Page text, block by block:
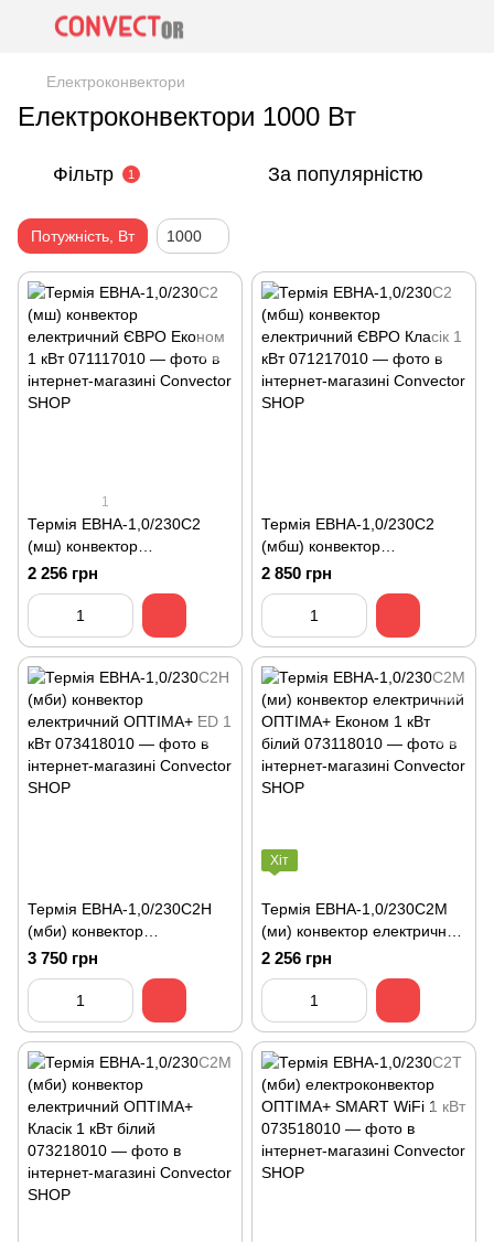
Електроконвектори
Електроконвектори 1000 Вт
Фільтр 1 За популярністю
Потужність, Вт 1000
1
Термія ЕВНА-1,0/230С2
(мш) конвектор
електричний ЄВРО Економ
1 кВт
2 256 грн
Термія ЕВНА-1,0/230С2
(мбш) конвектор
електричний ЄВРО Класік 1
кВт
2 850 грн
Термія ЕВНА-1,0/230С2H
(мби) конвектор
електричний ОПТІМА+ ED 1
кВт
3 750 грн
Хіт
Термія ЕВНА-1,0/230С2М
(ми) конвектор електричний
ОПТІМА+ Економ 1 кВт
білий
2 256 грн